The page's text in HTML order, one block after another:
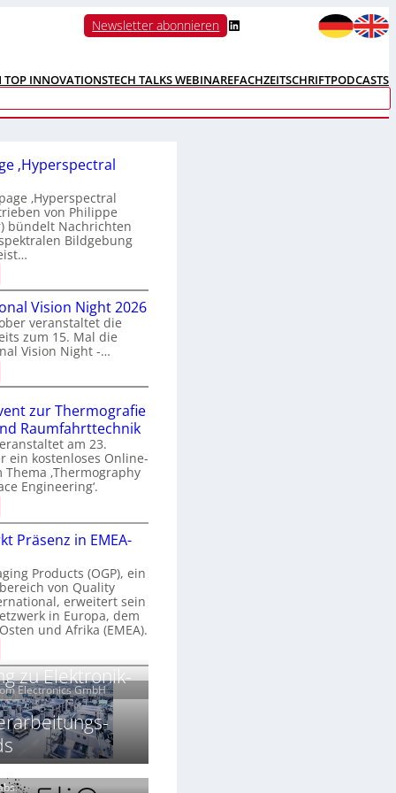
Newsletter abonnieren LinkedIn
TOP INNOVATIONSTECH TALKS WEBINAREFACHZEITSCHRIFTPODCASTS
‚Hyperspectral
‚Hyperspectral
von Philippe
bündelt Nachrichten
Bildgebung
a
Vision Night 2026
veranstaltet die
zum 15. Mal die
Vision Night -…
zur Thermografie
Raumfahrttechnik
am 23.
ein kostenloses Online-
Thema ‚Thermography
Engineering‘.
Präsenz in EMEA-
Products (OGP), ein
von Quality
erweitert sein
in Europa, dem
und Afrika (EMEA).
Electronics GmbH
zu Elektronik-